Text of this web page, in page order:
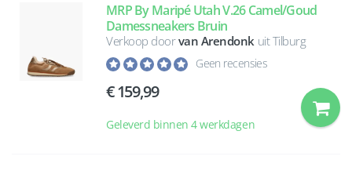
MRP By Maripé Utah V.26 Camel/Goud
Damessneakers Bruin
Verkoop doorvan Arendonk uit Tilburg
Geen recensies
159,99
Geleverd binnen 4 werkdagen